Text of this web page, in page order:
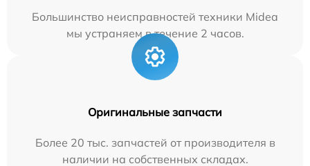
Большинство неисправностей техники Midea
мы устраняем в течение 2 часов.
Оригинальные запчасти
Более 20 тыс. запчастей от производителя в
наличии на собственных складах.